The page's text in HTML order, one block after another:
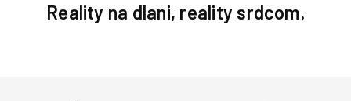
Reality na dlani, reality srdcom.